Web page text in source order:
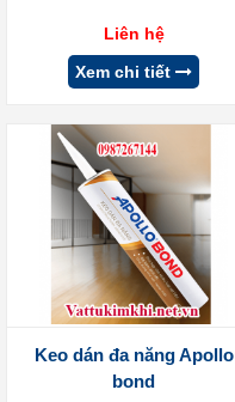
Liên hệ
Xem chi tiết
Keo dán đa năng Apollo
bond